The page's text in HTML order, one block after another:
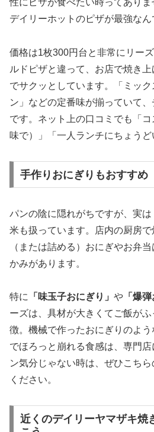
性にピザが食べたい時ってあり
デイリーホットのピザが最強なん
価格は1枚300円台 と非常にリー
ルドピザと違って、お店で焼き
でサクッとしています。「ミッ
ン」などの定番味が揃っていて
です。ネット上の口コミでも「
味で）」「一人ランチにちょうど
手作りおにぎりもおすすめ
パンの陰に隠れがちですが、実
米も扱っています。店内の厨房
（または詰める）おにぎやお弁
かみがあります。
特に 「味玉子おにぎり」 や 「爆
ーズは、具材が大きくてご飯が
徴。機械で作ったおにぎりのよ
でほろっと崩れる食感は、専門
ン気分じゃない時は、ぜひこち
ください。
近くのデイリーヤマザキ焼